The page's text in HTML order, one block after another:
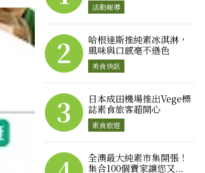
活動報導
2
哈根達斯推純素冰淇淋，
風味與口感毫不遜色
美食快訊
3
日本成田機場推出Vege標
誌素食旅客超開心
素食旅遊
全澳最大純素市集開張！
集合100個賣家讓您又...